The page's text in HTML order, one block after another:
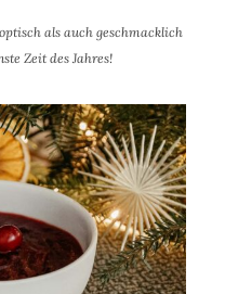
als auch geschmacklich
Zeit des Jahres!